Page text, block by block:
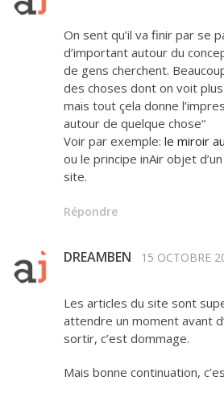
On sent qu’il va finir par se
d’important autour du
de gens cherchent.
des choses dont on voit
mais tout çela donne
autour de quelque chose“
Voir par exemple: le miroir
ou le principe inAir objet
site.
Répondre
DREAMBEN 15 OCTOBRE
Les articles du site sont
attendre un moment avant
sortir, c’est dommage.
Mais bonne continuation,